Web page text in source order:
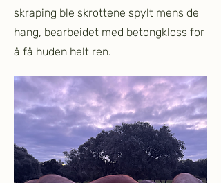
skraping ble skrottene spylt mens de
hang, bearbeidet med betongkloss for
å få huden helt ren.